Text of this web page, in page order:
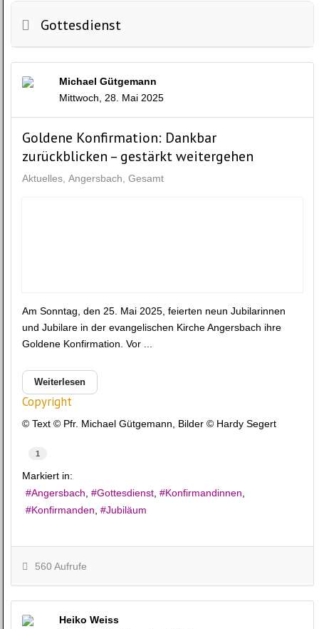
Gottesdienst
Michael Gütgemann
Mittwoch, 28. Mai 2025
Goldene Konfirmation: Dankbar
zurückblicken – gestärkt weitergehen
Aktuelles Angersbach Gesamt
Am Sonntag, den 25. Mai 2025, feierten neun Jubilarinnen
und Jubilare in der evangelischen Kirche Angersbach ihre
Goldene Konfirmation. Vor ...
Weiterlesen
Copyright
© Text © Pfr. Michael Gütgemann, Bilder © Hardy Segert
1
Markiert in:
Angersbach
Gottesdienst
Konfirmandinnen
Konfirmanden
Jubiläum
560 Aufrufe
Heiko Weiss